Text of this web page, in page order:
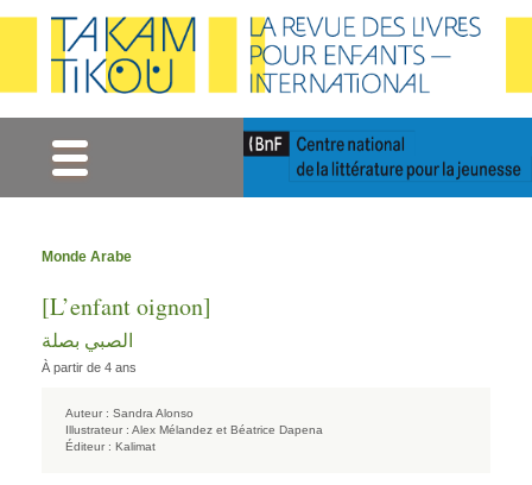
Monde Arabe
[L’enfant oignon]
الصبي بصلة
À partir de 4 ans
Auteur : Sandra Alonso
Illustrateur : Alex Mélandez et Béatrice Dapena
Éditeur : Kalimat